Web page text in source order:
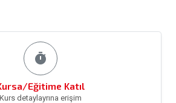
timer
Eğitime Katıl
Kurs detaylayrına erişim